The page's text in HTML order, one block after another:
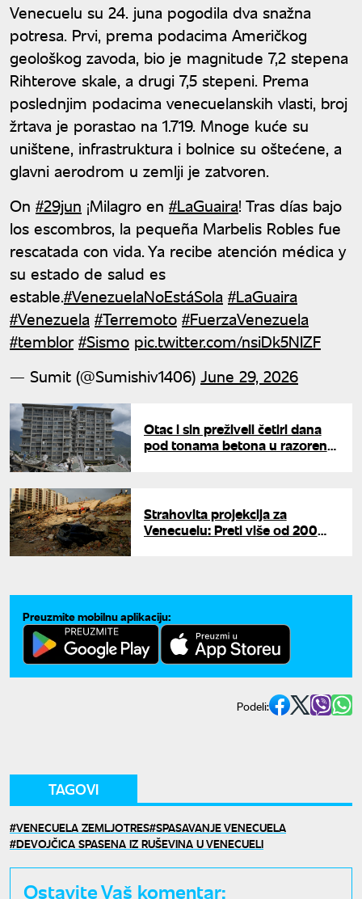
Venecuelu su 24. juna pogodila dva snažna
potresa. Prvi, prema podacima Američkog
geološkog zavoda, bio je magnitude 7,2 stepena
Rihterove skale, a drugi 7,5 stepeni. Prema
poslednjim podacima venecuelanskih vlasti, broj
žrtava je porastao na 1.719. Mnoge kuće su
uništene, infrastruktura i bolnice su oštećene, a
glavni aerodrom u zemlji je zatvoren.
On #29jun ¡Milagro en #LaGuaira! Tras días bajo
los escombros, la pequeña Marbelis Robles fue
rescatada con vida. Ya recibe atención médica y
su estado de salud es
estable.#VenezuelaNoEstáSola #LaGuaira
#Venezuela #Terremoto #FuerzaVenezuela
#temblor #Sismo pic.twitter.com/nsiDk5NIZF
— Sumit (@Sumishiv1406) June 29, 2026
Otac i sin preživeli četiri dana
pod tonama betona u razorenoj
Strahovita projekcija za
Venecuelu: Preti više od 200
Preuzmite mobilnu aplikaciju:
Podeli:
TAGOVI
VENECUELA ZEMLJOTRES SPASAVANJE VENECUELA
DEVOJČICA SPASENA IZ RUŠEVINA U VENECUELI
Ostavite Vaš komentar: